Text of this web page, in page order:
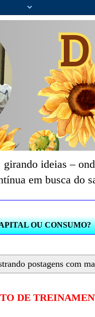
ideias –
em busca do
OU CONSUMO?
postagens com
DE